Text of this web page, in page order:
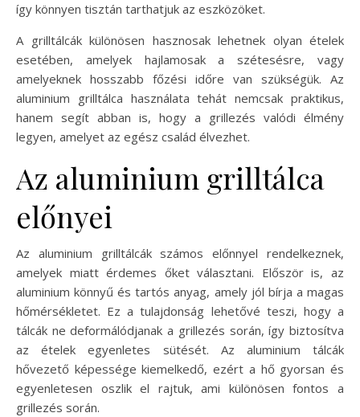
így könnyen tisztán tarthatjuk az eszközöket.
A grilltálcák különösen hasznosak lehetnek olyan ételek
esetében, amelyek hajlamosak a szétesésre, vagy
amelyeknek hosszabb főzési időre van szükségük. Az
aluminium grilltálca használata tehát nemcsak praktikus,
hanem segít abban is, hogy a grillezés valódi élmény
legyen, amelyet az egész család élvezhet.
Az aluminium grilltálca
előnyei
Az aluminium grilltálcák számos előnnyel rendelkeznek,
amelyek miatt érdemes őket választani. Először is, az
aluminium könnyű és tartós anyag, amely jól bírja a magas
hőmérsékletet. Ez a tulajdonság lehetővé teszi, hogy a
tálcák ne deformálódjanak a grillezés során, így biztosítva
az ételek egyenletes sütését. Az aluminium tálcák
hővezető képessége kiemelkedő, ezért a hő gyorsan és
egyenletesen oszlik el rajtuk, ami különösen fontos a
grillezés során.